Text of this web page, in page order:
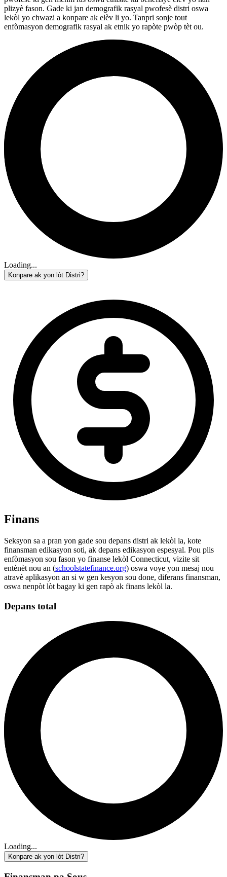
plizyè fason. Gade ki jan demografik rasyal pwofesè distri oswa
lekòl yo chwazi a konpare ak elèv li yo. Tanpri sonje tout
enfòmasyon demografik rasyal ak etnik yo rapòte pwòp tèt ou.
Loading...
Konpare ak yon lòt Distri?
Finans
Seksyon sa a pran yon gade sou depans distri ak lekòl la, kote
finansman edikasyon soti, ak depans edikasyon espesyal. Pou plis
enfòmasyon sou fason yo finanse lekòl Connecticut, vizite sit
entènèt nou an (schoolstatefinance.org) oswa voye yon mesaj nou
atravè aplikasyon an si w gen kesyon sou done, diferans finansman,
oswa nenpòt lòt bagay ki gen rapò ak finans lekòl la.
Depans total
Loading...
Konpare ak yon lòt Distri?